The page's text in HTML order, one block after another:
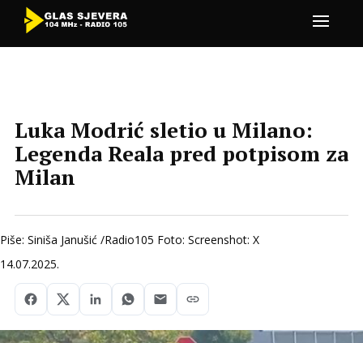
Luka Modrić sletio u Milano:
Legenda Reala pred potpisom za
Milan
Piše: Siniša Janušić /Radio105 Foto: Screenshot: X
14.07.2025.